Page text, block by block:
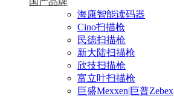
海康智能读码器
Cino扫描枪
民德扫描枪
新大陆扫描枪
欣技扫描枪
富立叶扫描枪
巨盛Mexxen|巨普Zebex